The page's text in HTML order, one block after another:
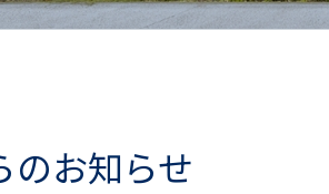
のお知らせ